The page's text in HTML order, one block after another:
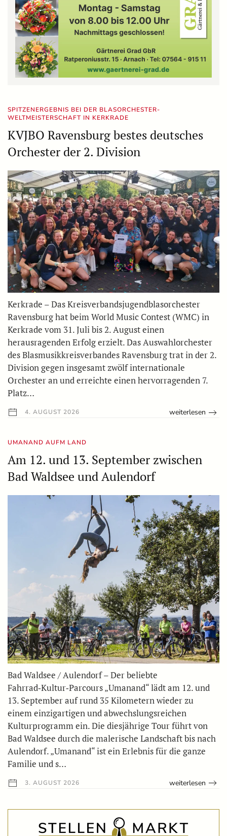
SPITZENERGEBNIS BEI DER BLASORCHESTER-
WELTMEISTERSCHAFT IN KERKRADE
KVJBO Ravensburg bestes deutsches
Orchester der 2. Division
Kerkrade – Das Kreisverbandsjugendblasorchester
Ravensburg hat beim World Music Contest (WMC) in
Kerkrade vom 31. Juli bis 2. August einen
herausragenden Erfolg erzielt. Das Auswahlorchester
des Blasmusikkreisverbandes Ravensburg trat in der 2.
Division gegen insgesamt zwölf internationale
Orchester an und erreichte einen hervorragenden 7.
Platz…
4. AUGUST 2026 weiterlesen
UMANAND AUFM LAND
Am 12. und 13. September zwischen
Bad Waldsee und Aulendorf
Bad Waldsee / Aulendorf – Der beliebte
Fahrrad‑Kultur‑Parcours „Umanand“ lädt am 12. und
13. September auf rund 35 Kilometern wieder zu
einem einzigartigen und abwechslungsreichen
Kulturprogramm ein. Die diesjährige Tour führt von
Bad Waldsee durch die malerische Landschaft bis nach
Aulendorf. „Umanand“ ist ein Erlebnis für die ganze
Familie und s…
3. AUGUST 2026 weiterlesen